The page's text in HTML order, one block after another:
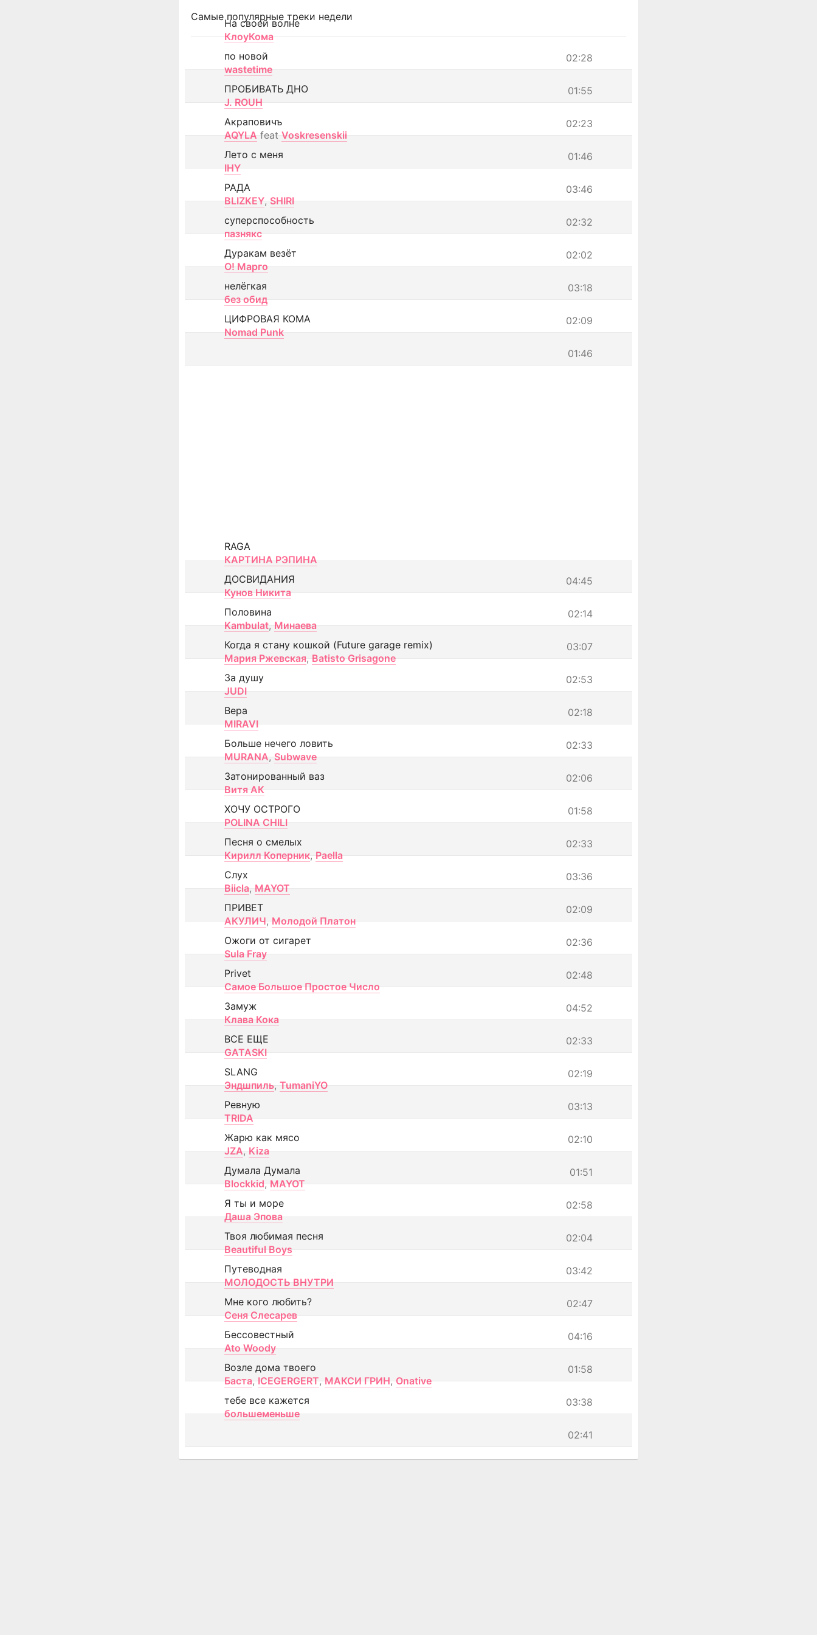
Самые популярные треки недели
На своей волне
КлоуКома
02:28
по новой
wastetime
01:55
ПРОБИВАТЬ ДНО
J. ROUH
02:23
Акраповичъ
AQYLA feat Voskresenskii
01:46
Лето с меня
IHY
03:46
РАДА
BLIZKEY, SHIRI
02:32
суперспособность
пазнякс
02:02
Дуракам везёт
О! Марго
03:18
нелёгкая
без обид
02:09
ЦИФРОВАЯ КОМА
Nomad Punk
01:46
RAGA
КАРТИНА РЭПИНА
04:45
ДОСВИДАНИЯ
Кунов Никита
02:14
Половина
Kambulat, Минаева
03:07
Когда я стану кошкой (Future garage remix)
Мария Ржевская, Batisto Grisagone
02:53
За душу
JUDI
02:18
Вера
MIRAVI
02:33
Больше нечего ловить
MURANA, Subwave
02:06
Затонированный ваз
Витя АК
01:58
ХОЧУ ОСТРОГО
POLINA CHILI
02:33
Песня о смелых
Кирилл Коперник, Paella
03:36
Слух
Biicla, MAYOT
02:09
ПРИВЕТ
АКУЛИЧ, Молодой Платон
02:36
Ожоги от сигарет
Sula Fray
02:48
Privet
Самое Большое Простое Число
04:52
Замуж
Клава Кока
02:33
ВСЕ ЕЩЕ
GATASKI
02:19
SLANG
Эндшпиль, TumaniYO
03:13
Ревную
TRIDA
02:10
Жарю как мясо
JZA, Kiza
01:51
Думала Думала
Blockkid, MAYOT
02:58
Я ты и море
Даша Эпова
02:04
Твоя любимая песня
Beautiful Boys
03:42
Путеводная
МОЛОДОСТЬ ВНУТРИ
02:47
Мне кого любить?
Сеня Слесарев
04:16
Бессовестный
Ato Woody
01:58
Возле дома твоего
Баста, ICEGERGERT, МАКСИ ГРИН, Onative
03:38
тебе все кажется
большеменьше
02:41